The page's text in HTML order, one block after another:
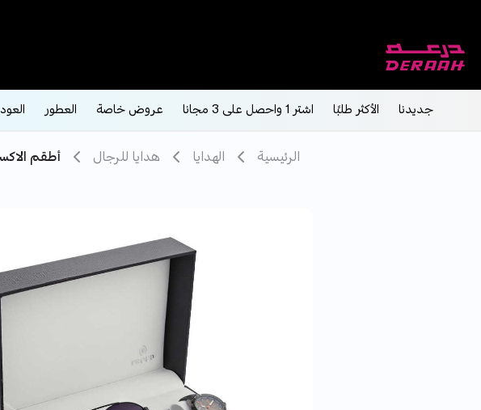
جديدنا الأكثر طلبًا اشتر 1 واحصل على 3 مجانا عروض خاصة العطور العود
الرئيسية الهدايا هدايا للرجال أطقم